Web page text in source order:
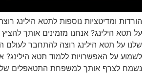
הורדות ומדיטציות נוספות לתטא הילינג
על תטא הילינג? אנחנו מזמינים אותך
שלנו על תטא הילינג רוצה להתחבר לעולם
לשמוע על האפשרויות ללמוד תטא הילינג?
נשמח לצרף אותך למשפחת התטאפלים